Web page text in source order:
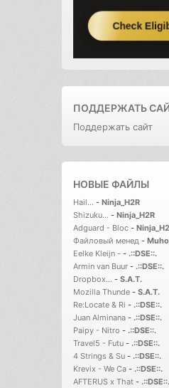
ПОДДЕРЖАТЬ
Поддержать сайт
НОВЫЕ ФАЙЛЫ
Hail... - Ninja_H2R
Shizuku... - Ninja_H2R
Adguard - Bloc -
Файловый менед -
Eelke Kleijn - - .::DSE::.
Armin van Buur - .::DSE::.
Dropbox... - S.A.T.
Mozilla Thunde - S.A.T.
Re:Locate & Ri - .::DSE::.
Juan Alminana - .::DSE::.
Paipy - Nitro - .::DSE::.
Travel5 - Futu - .::DSE::.
4 Strings & Su - .::DSE::.
Krevix - We Ca - .::DSE::.
AFTERUS x That - .::DSE::.